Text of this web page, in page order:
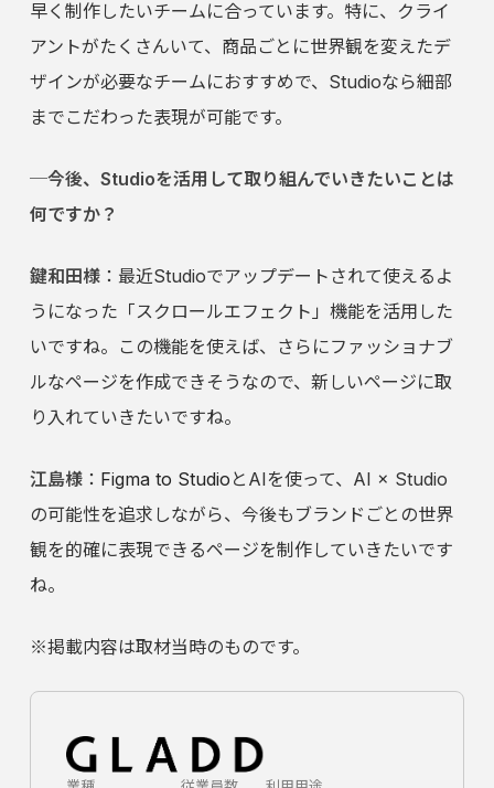
早く制作したいチームに合っています。特に、クライ
アントがたくさんいて、商品ごとに世界観を変えたデ
ザインが必要なチームにおすすめで、Studioなら細部
までこだわった表現が可能です。
─今後、Studioを活用して取り組んでいきたいことは
何ですか？
鍵和田様：最近Studioでアップデートされて使えるよ
うになった「スクロールエフェクト」機能を活用した
いですね。この機能を使えば、さらにファッショナブ
ルなページを作成できそうなので、新しいページに取
り入れていきたいですね。
江島様： Figma to Studio とAIを使って、AI × Studio
の可能性を追求しながら、今後もブランドごとの世界
観を的確に表現できるページを制作していきたいです
ね。
※掲載内容は取材当時のものです。